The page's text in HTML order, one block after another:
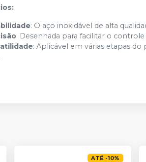
: O aço inoxidável de alta
: Desenhada para facilitar o
: Aplicável em várias etapas
ATÉ -10%